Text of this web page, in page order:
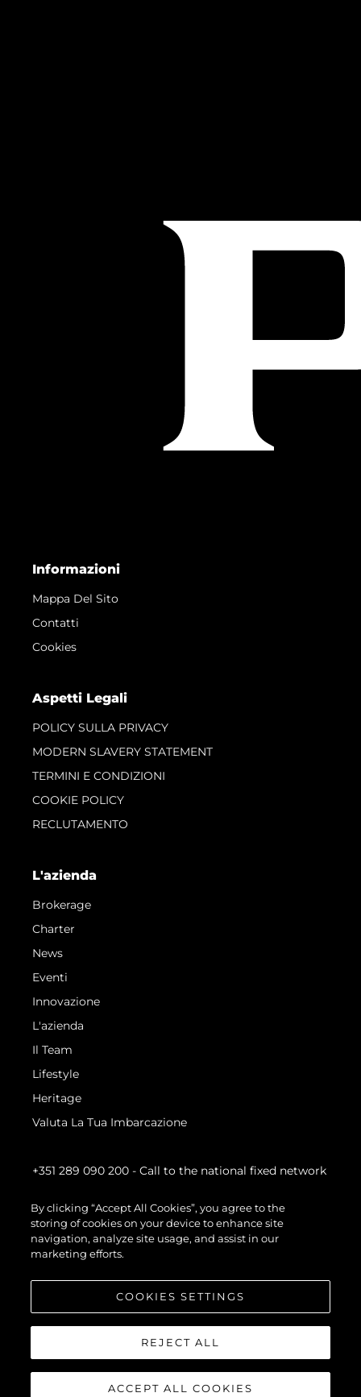
Informazioni
Mappa Del Sito
Contatti
Cookies
Aspetti Legali
POLICY SULLA PRIVACY
MODERN SLAVERY STATEMENT
TERMINI E CONDIZIONI
COOKIE POLICY
RECLUTAMENTO
L'azienda
Brokerage
Charter
News
Eventi
Innovazione
L'azienda
Il Team
Lifestyle
Heritage
Valuta La Tua Imbarcazione
+351 289 090 200 - Call to the national fixed network
© 2026 Sunseeker London Group.Tutti i diritti riservati.
By clicking “Accept All Cookies”, you agree to the
storing of cookies on your device to enhance site
navigation, analyze site usage, and assist in our
marketing efforts.
COOKIES SETTINGS
REJECT ALL
ACCEPT ALL COOKIES